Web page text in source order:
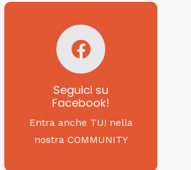
Seguici su
Facebook!
Entra anche TU! nella
nostra COMMUNITY
Seguici su
Facebook!
SAGRITALY
Feste, cibi e tradizioni
da Nord a Sud...